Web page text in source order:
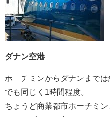
ダナン空港
ホーチミンからダナンまで
でも同じく1時間程度。
ちょうど商業都市ホーチミ